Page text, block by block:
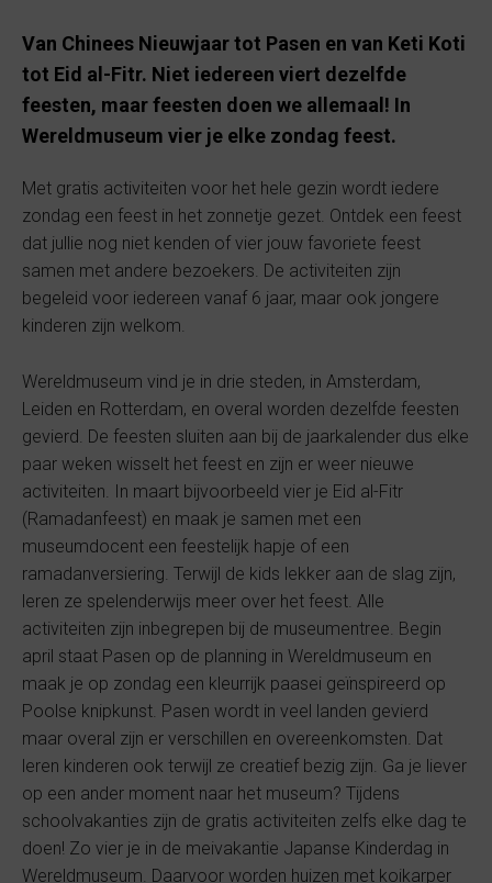
Van Chinees Nieuwjaar tot Pasen en van Keti Koti
tot Eid al-Fitr. Niet iedereen viert dezelfde
feesten, maar feesten doen we allemaal! In
Wereldmuseum vier je elke zondag feest.
Met gratis activiteiten voor het hele gezin wordt iedere
zondag een feest in het zonnetje gezet. Ontdek een feest
dat jullie nog niet kenden of vier jouw favoriete feest
samen met andere bezoekers. De activiteiten zijn
begeleid voor iedereen vanaf 6 jaar, maar ook jongere
kinderen zijn welkom.
Wereldmuseum vind je in drie steden, in Amsterdam,
Leiden en Rotterdam, en overal worden dezelfde feesten
gevierd. De feesten sluiten aan bij de jaarkalender dus elke
paar weken wisselt het feest en zijn er weer nieuwe
activiteiten. In maart bijvoorbeeld vier je Eid al-Fitr
(Ramadanfeest) en maak je samen met een
museumdocent een feestelijk hapje of een
ramadanversiering. Terwijl de kids lekker aan de slag zijn,
leren ze spelenderwijs meer over het feest. Alle
activiteiten zijn inbegrepen bij de museumentree. Begin
april staat Pasen op de planning in Wereldmuseum en
maak je op zondag een kleurrijk paasei geïnspireerd op
Poolse knipkunst. Pasen wordt in veel landen gevierd
maar overal zijn er verschillen en overeenkomsten. Dat
leren kinderen ook terwijl ze creatief bezig zijn. Ga je liever
op een ander moment naar het museum? Tijdens
schoolvakanties zijn de gratis activiteiten zelfs elke dag te
doen! Zo vier je in de meivakantie Japanse Kinderdag in
Wereldmuseum. Daarvoor worden huizen met koikarper